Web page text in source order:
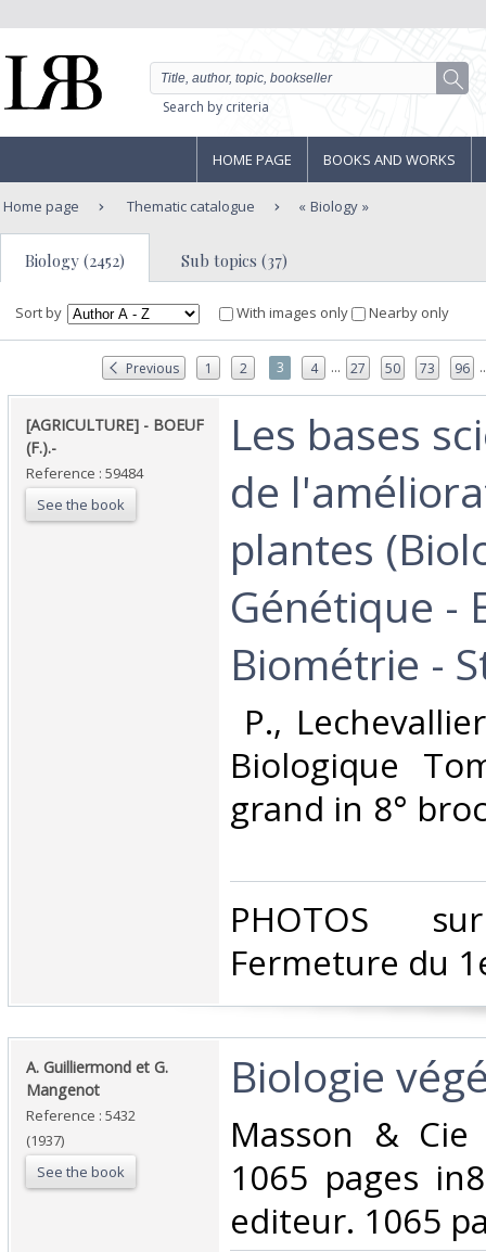
Search by criteria
HOME PAGE BOOKS AND WORKS
Home page Thematic catalogue Biology
Biology (2452) Sub topics (37)
Sort by With images only Nearby only
Previous 1 2 3 4 ... 27 50 73 96
‎[AGRICULTURE] - BOEUF
(F.).-‎
Reference : 59484
See the book
‎Les bases
de
plantes
Génétique -
Biométrie -
P.,
Biologique
grand in 8°
‎PHOTOS
Fermeture du
‎A. Guilliermond et G.
Mangenot‎
Reference : 5432
(1937)
See the book
‎Biologie
‎Masson & Cie
1065 pages
editeur. 1065